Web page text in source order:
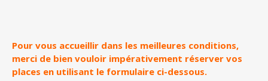
Pour vous accueillir dans les meilleures conditions,
merci de bien vouloir impérativement réserver vos
places en utilisant le formulaire ci-dessous.